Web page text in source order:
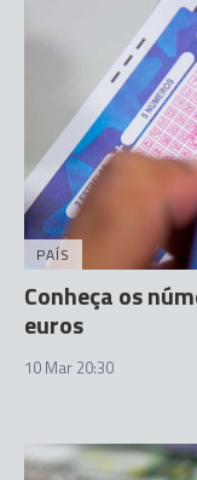
PAÍS
Conheça os
euros
10 Mar 20:30